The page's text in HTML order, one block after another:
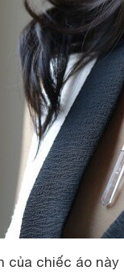
của chiếc áo